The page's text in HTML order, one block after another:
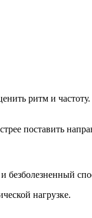
ритм и
поставить
нагрузке.